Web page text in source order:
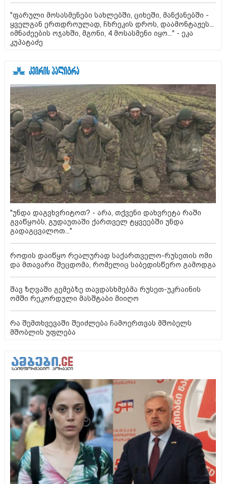
"ფარული მოსასმენები სახლებში, ციხეში, მანქანებში -
ყველგან ერთდროულად, ჩხრეკის დროს, დაამონტაჟეს...
იმნაძეების ოჯახში, მგონი, 4 მოსასმენი იყო..." - ეკა
კუპატაძე
"უნდა დაგვხვრიტოთ? - არა, თქვენი დახვრეტა რაში
გვაწყობს, გუდაუთაში ქართველ ტყვეებში უნდა
გადაგცვალოთ..."
როდის დაიწყო რეალურად საქართველო-რუსეთის ომი
და მთავარი შეცდომა, რომელიც საბედისწერო გამოდგა
შავ ზღვაში გემებზე თავდასხმებმა რუსეთ-უკრაინის
ომში რეკორდული მასშტაბი მიიღო
რა შემთხვევაში შეიძლება ჩამოერთვას მშობელს
მშობლის უფლება